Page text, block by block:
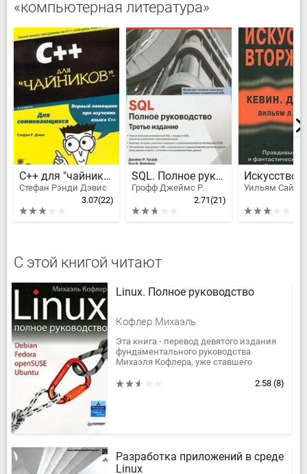
«компьютерная литература»
C++ для "чайников"
Стефан Рэнди Дэвис
3.07(22)
SQL. Полное руководство
Грофф Джеймс Р.
2.71(21)
С этой книгой читают
Linux. Полное руководство
Кофлер Михаэль
Эта книга - перевод девятого издания
фундаментального руководства
Михаэля Кофлера, уже ставшего
Linux.Михаэль Кофлер открыл путь в
2.58 (8)
Разработка приложений в среде
Linux